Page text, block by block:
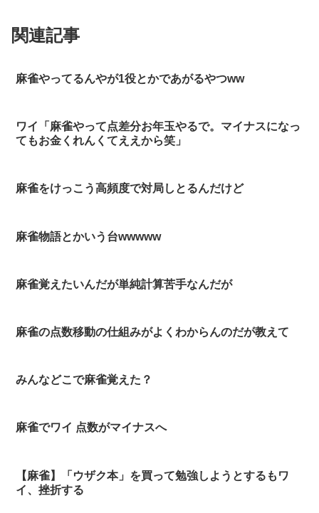
関連記事
麻雀やってるんやが1役とかであがるやつww
ワイ「麻雀やって点差分お年玉やるで。マイナスになっ
てもお金くれんくてええから笑」
麻雀をけっこう高頻度で対局しとるんだけど
麻雀物語とかいう台wwwww
麻雀覚えたいんだが単純計算苦手なんだが
麻雀の点数移動の仕組みがよくわからんのだが教えて
みんなどこで麻雀覚えた？
麻雀でワイ 点数がマイナスへ
【麻雀】「ウザク本」を買って勉強しようとするもワ
イ、挫折する